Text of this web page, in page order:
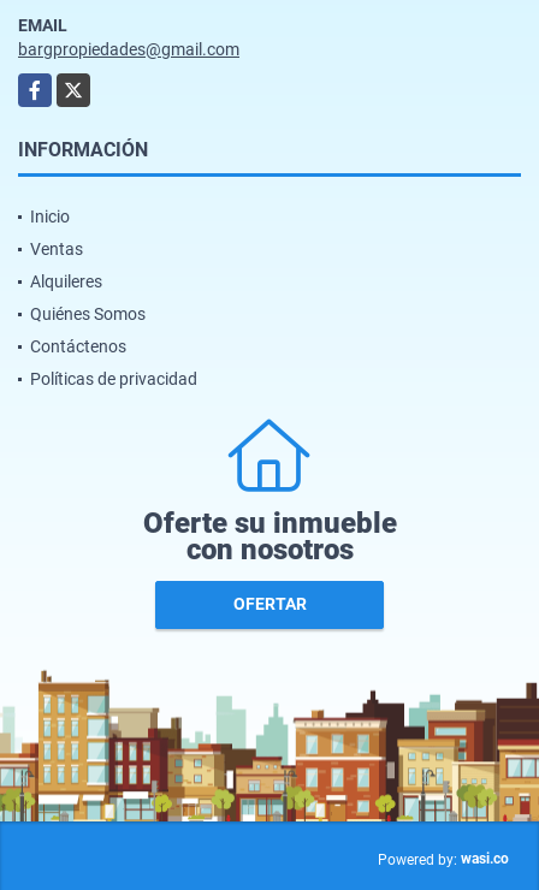
EMAIL
bargpropiedades@gmail.com
Facebook
X
INFORMACIÓN
Inicio
Ventas
Alquileres
Quiénes Somos
Contáctenos
Políticas de privacidad
Oferte su inmueble
con nosotros
OFERTAR
Powered by: wasi.co